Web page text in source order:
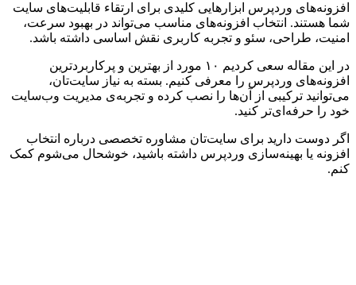
افزونه‌های وردپرس ابزارهایی کلیدی برای ارتقاء قابلیت‌های سایت
شما هستند. انتخاب افزونه‌های مناسب می‌تواند در بهبود سرعت،
امنیت، طراحی، سئو و تجربه کاربری نقش اساسی داشته باشد.
در این مقاله سعی کردیم ۱۰ مورد از بهترین و پرکاربردترین
افزونه‌های وردپرس را معرفی کنیم. بسته به نیاز سایت‌تان،
می‌توانید ترکیبی از آن‌ها را نصب کرده و تجربه‌ی مدیریت وب‌سایت
خود را حرفه‌ای‌تر کنید.
اگر دوست دارید برای سایت‌تان مشاوره تخصصی درباره انتخاب
افزونه یا بهینه‌سازی وردپرس داشته باشید، خوشحال می‌شوم کمک
کنم.